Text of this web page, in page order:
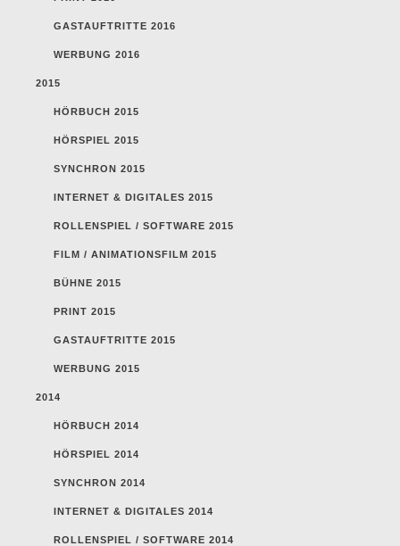
GASTAUFTRITTE 2016
WERBUNG 2016
2015
HÖRBUCH 2015
HÖRSPIEL 2015
SYNCHRON 2015
INTERNET & DIGITALES 2015
ROLLENSPIEL / SOFTWARE 2015
FILM / ANIMATIONSFILM 2015
BÜHNE 2015
PRINT 2015
GASTAUFTRITTE 2015
WERBUNG 2015
2014
HÖRBUCH 2014
HÖRSPIEL 2014
SYNCHRON 2014
INTERNET & DIGITALES 2014
ROLLENSPIEL / SOFTWARE 2014